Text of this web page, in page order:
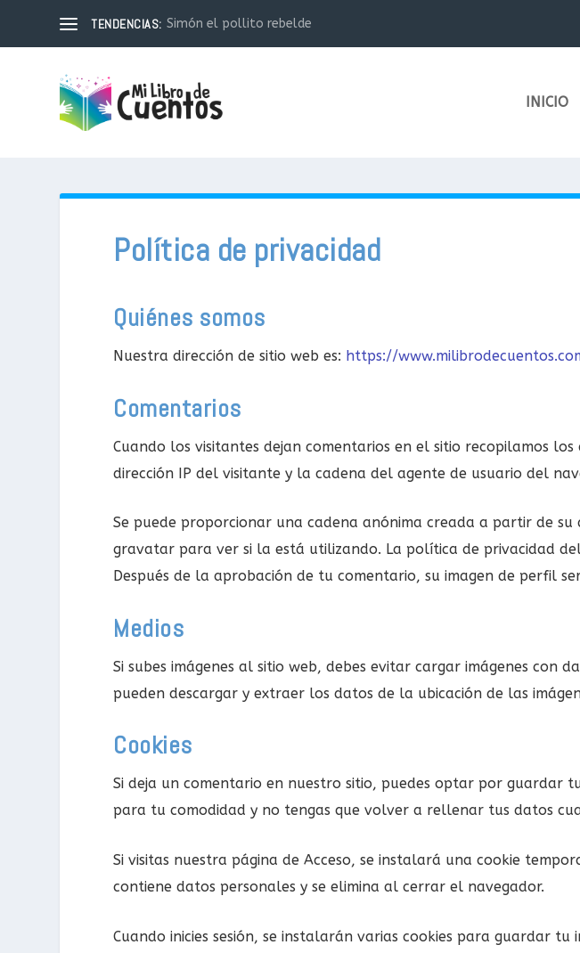
TENDENCIAS: Simón el pollito rebelde
INICIO
Política de privacidad
Quiénes somos
Nuestra dirección de sitio web es: https://
Comentarios
Cuando los visitantes dejan comentarios en el sitio recopilamos
dirección IP del visitante y la cadena del agente de usuario del
Se puede proporcionar una cadena anónima creada a partir de
gravatar para ver si la está utilizando. La política de privacidad
Después de la aprobación de tu comentario, su imagen de perfil
Medios
Si subes imágenes al sitio web, debes evitar cargar imágenes con
pueden descargar y extraer los datos de la ubicación de las
Cookies
Si deja un comentario en nuestro sitio, puedes optar por guardar
para tu comodidad y no tengas que volver a rellenar tus datos
Si visitas nuestra página de Acceso, se instalará una cookie
contiene datos personales y se elimina al cerrar el navegador.
Cuando inicies sesión, se instalarán varias cookies para guardar